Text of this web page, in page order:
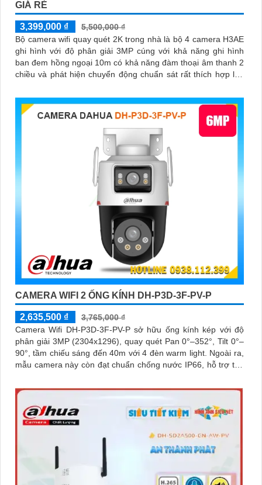
GIÁ RẺ
3,399,000 ₫
5,500,000 ₫
Bộ camera wifi quay quét 2K trong nhà là bộ 4 camera H3AE
ghi hình với độ phân giải 3MP cúng với khả năng ghi hình
ban đem hồng ngoại 10m có khả năng đàm thoại âm thanh 2
chiều và phát hiện chuyển động chuẩn sát rất thích hợp lắp
cầu camera vừa có thể giám sát đêm vừa có thể đàm thoại
được âm thanh 2 chiều.
CAMERA WIFI 2 ỐNG KÍNH DH-P3D-3F-PV-P
2,635,500 ₫
3,765,000 ₫
Camera Wifi DH-P3D-3F-PV-P sở hữu ống kính kép với độ
phân giải 3MP (2304x1296), quay quét Pan 0°–352°, Tilt 0°–
90°, tầm chiếu sáng đến 40m với 4 đèn warm light. Ngoài ra,
mẫu camera này còn đạt chuẩn chống nước IP66, hỗ trợ thẻ